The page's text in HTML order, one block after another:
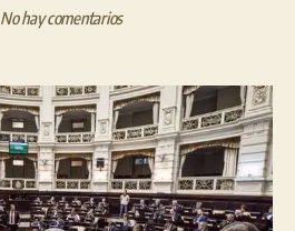
de
No hay comentariosen
violenta
sesión,
Diputados
sancionó
la
ley